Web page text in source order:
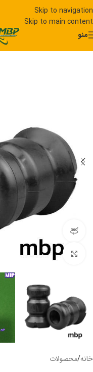
Skip to navigation
Skip to main content
منو
برای بزرگنمایی کلیک کنید
خانه/محصولات